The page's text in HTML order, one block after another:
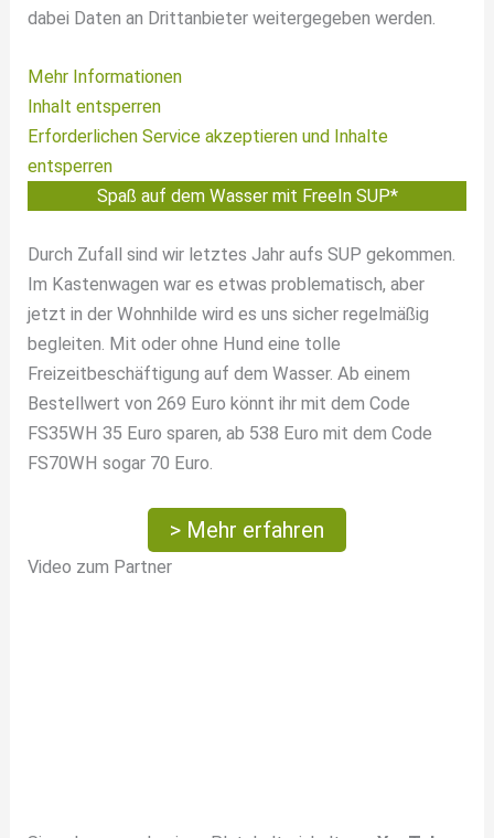
dabei Daten an Drittanbieter weitergegeben werden.
Mehr Informationen
Inhalt entsperren
Erforderlichen Service akzeptieren und Inhalte
entsperren
Spaß auf dem Wasser mit FreeIn SUP*
Durch Zufall sind wir letztes Jahr aufs SUP gekommen.
Im Kastenwagen war es etwas problematisch, aber
jetzt in der Wohnhilde wird es uns sicher regelmäßig
begleiten. Mit oder ohne Hund eine tolle
Freizeitbeschäftigung auf dem Wasser. Ab einem
Bestellwert von 269 Euro könnt ihr mit dem Code
FS35WH 35 Euro sparen, ab 538 Euro mit dem Code
FS70WH sogar 70 Euro.
> Mehr erfahren
Video zum Partner